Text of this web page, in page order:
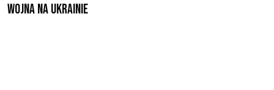
Wojna na Ukrainie